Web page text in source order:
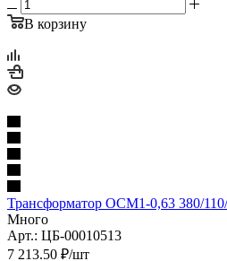
В корзину
Трансформатор ОСМ1-0,63 380/
Много
Арт.: ЦБ-00010513
7 213.50 ₽/шт